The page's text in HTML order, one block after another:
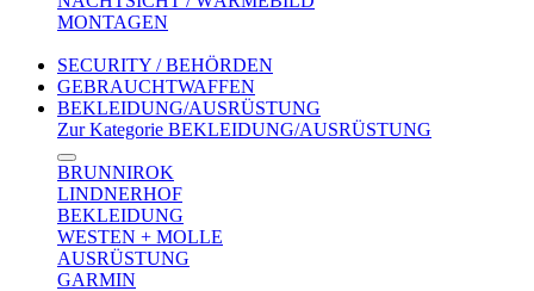
MONTAGEN
SECURITY / BEHÖRDEN
GEBRAUCHTWAFFEN
BEKLEIDUNG/AUSRÜSTUNG
Zur Kategorie BEKLEIDUNG/AUSRÜSTUNG
BRUNNIROK
LINDNERHOF
BEKLEIDUNG
WESTEN + MOLLE
AUSRÜSTUNG
GARMIN